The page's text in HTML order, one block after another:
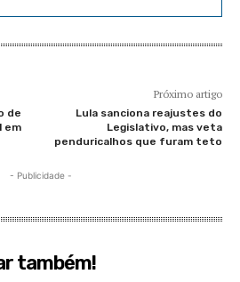
de
em
Próximo artigo
Lula sanciona reajustes do
Legislativo, mas veta
penduricalhos que furam teto
- Publicidade -
também!